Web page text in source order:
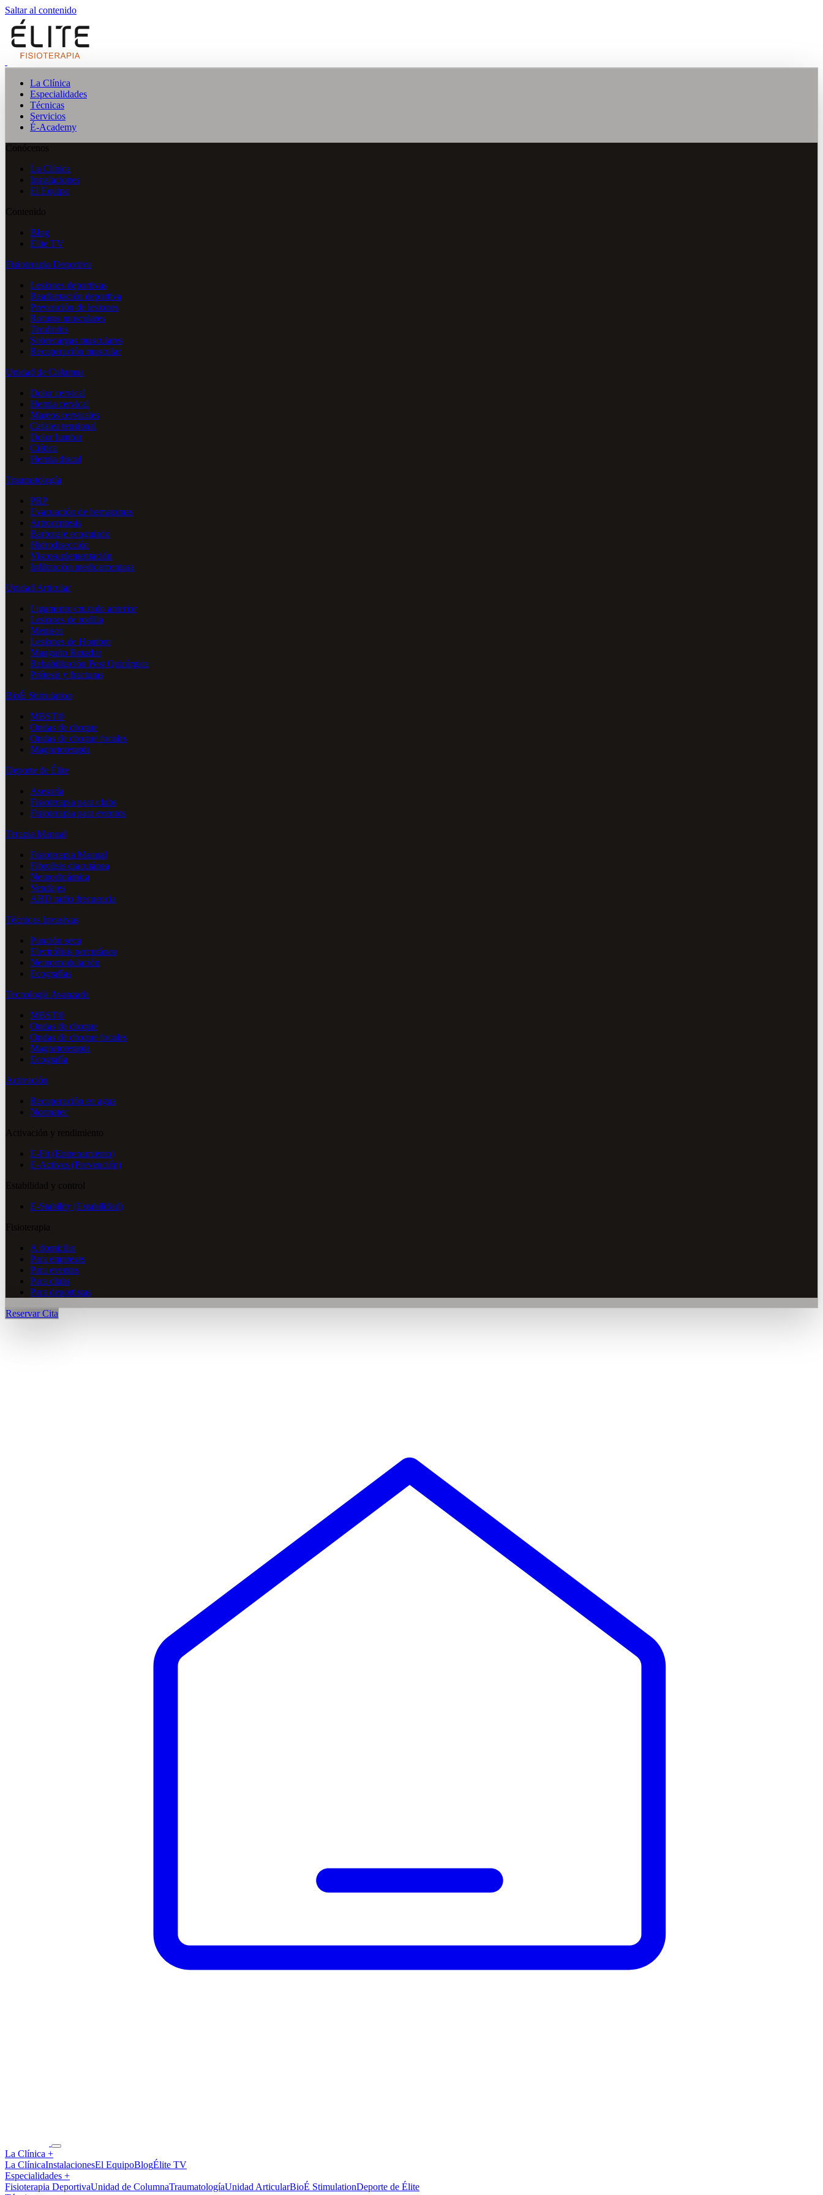
Saltar al contenido
La Clínica
Especialidades
Técnicas
Servicios
É-Academy
Conócenos
La Clínica
Instalaciones
El Equipo
Contenido
Blog
Élite TV
Fisioterapia Deportiva
Lesiones deportivas
Readaptación deportiva
Prevención de lesiones
Roturas musculares
Tendinitis
Sobrecargas musculares
Recuperación muscular
Unidad de Columna
Dolor cervical
Hernia cervical
Mareos cervicales
Cefalea tensional
Dolor lumbar
Ciática
Hernia discal
Traumatología
PRP
Evacuación de hematomas
Artrocentesis
Barbotaje ecoguiado
Hidrodisección
Viscosuplementación
Infiltración medicamentosa
Unidad Articular
Ligamento cruzado anterior
Lesiones de rodilla
Menisco
Lesiones de Hombro
Manguito Rotador
Rehabilitación Post Quirúrgica
Prótesis y fracturas
BioÉ Stimulation
MBST®
Ondas de choque
Ondas de choque focales
Magnetoterapia
Deporte de Élite
Asesoría
Fisioterapia para clubs
Fisioterapia para eventos
Terapia Manual
Fisioterapia Manual
Fibrolisis diacutánea
Neurodinámica
Vendajes
ABD radio frecuencia
Técnicas Invasivas
Punción seca
Electrólisis percutánea
Neuromodulación
Ecografías
Tecnología Avanzada
MBST®
Ondas de choque
Ondas de choque focales
Magnetoterapia
Ecografía
Activación
Recuperación en agua
Normatec
Activación y rendimiento
E-Fit (Entrenamiento)
E-Activos (Prevención)
Estabilidad y control
E-Stability (Estabilidad)
Fisioterapia
A domicilio
Para empresas
Para eventos
Para clubs
Para deportistas
Reservar Cita
La Clínica +
La ClínicaInstalacionesEl EquipoBlogÉlite TV
Especialidades +
Fisioterapia DeportivaUnidad de ColumnaTraumatologíaUnidad ArticularBioÉ StimulationDeporte de Élite